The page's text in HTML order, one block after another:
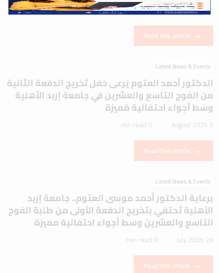
2 August 2026
1 min read
Read the article
Latest News & Events
الدكتور أحمد العتوم يَرعى حَفل تَخريج الدفعة الثانية
من الفوج التاسع والعشرين في جامعة إربد الأهلية
وسَط أجواء احتفالية مُميزة
2 August 2026
0 min read
Read the article
Latest News & Events
برعاية الدكتور أحمد موسى العتوم.. جامعة إربد
الأهلية تَحتفي بتخريج الدفعة الأولى من طلبة الفوج
التاسع والعشرين وسط أجواء احتفالية مميزة
29 July 2026
0 min read
Read the article